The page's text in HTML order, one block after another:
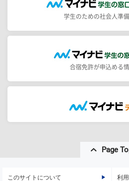
学生のための社会人準
合宿免許が申込める
Page
このサイトについて 利